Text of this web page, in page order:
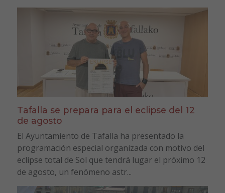
Tafalla se prepara para el eclipse del 12
de agosto
El Ayuntamiento de Tafalla ha presentado la
programación especial organizada con motivo del
eclipse total de Sol que tendrá lugar el próximo 12
de agosto, un fenómeno astr...